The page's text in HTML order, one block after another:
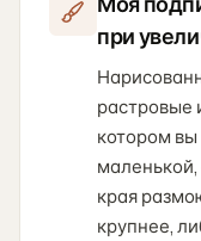
при
растровые
котором вы
маленькой,
края
крупнее,